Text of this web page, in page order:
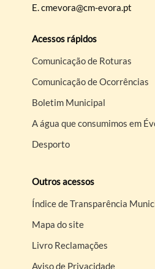
E.cmevora@cm-evora.pt
Acessos rápidos
Comunicação de Roturas
Comunicação de Ocorrências
Boletim Municipal
A água que consumimos em
Desporto
Outros acessos
Índice de Transparência
Mapa do site
Livro Reclamações
Aviso de Privacidade